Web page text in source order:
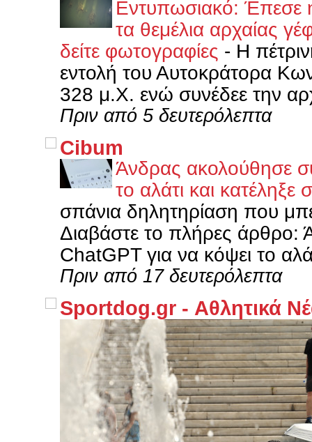
Εντυπωσιακό: Έπεσε
τα θεμέλια αρχαίας
δείτε φωτογραφίες - Η
εντολή του Αυτοκράτορα
328 μ.Χ. ενώ συνέδεε την
Πριν από 5 δευτερόλεπτα
Cibum
Άνδρας ακολούθησε
το αλάτι και
σπάνια δηλητηρίαση που
Διαβάστε το πλήρες άρθρο:
ChatGPT για να κόψει το
Πριν από 17 δευτερόλεπτα
Sportdog.gr - Αθλητικά